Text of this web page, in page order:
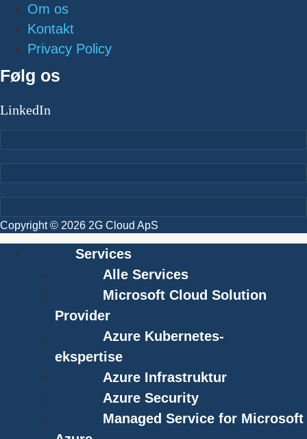
Om os
Kontakt
Privacy Policy
Følg os
LinkedIn
Copyright © 2026 2G Cloud ApS
Services
Alle Services
Microsoft Cloud Solution
Provider
Azure Kubernetes-
ekspertise
Azure Infrastruktur
Azure Security
Managed Service for Microsoft